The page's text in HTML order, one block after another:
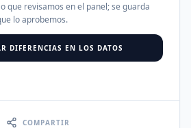
que revisamos en el panel; se guarda
lo aprobemos.
DIFERENCIAS EN LOS DATOS
COMPARTIR